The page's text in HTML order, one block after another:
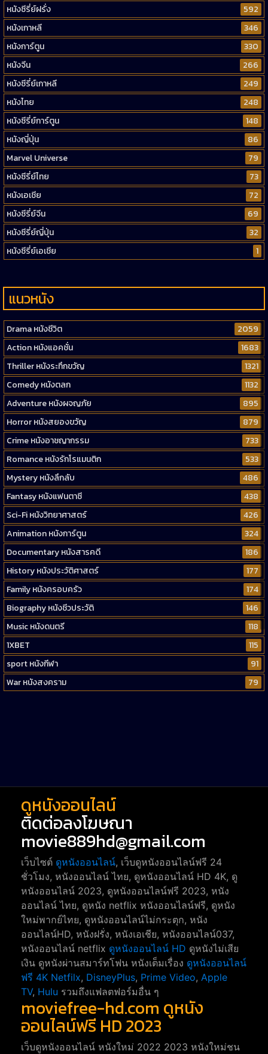
หนังซีรี่ย์ฝรั่ง
592
หนังเกาหลี
346
หนังการ์ตูน
330
หนังจีน
266
หนังซีรี่ย์เกาหลี
249
หนังไทย
248
หนังซีรี่ย์การ์ตูน
148
หนังญี่ปุ่น
86
Marvel Universe
79
หนังซีรี่ย์ไทย
73
หนังเอเชีย
72
หนังซีรี่ย์จีน
69
หนังซีรี่ย์ญี่ปุ่น
32
หนังซีรี่ย์เอเชีย
1
แนวหนัง
Drama หนังชีวิต
2059
Action หนังแอคชั่น
1683
Thriller หนังระทึกขวัญ
1321
Comedy หนังตลก
1132
Adventure หนังผจญภัย
895
Horror หนังสยองขวัญ
879
Crime หนังอาชญากรรม
733
Romance หนังรักโรแมนติก
533
Mystery หนังลึกลับ
486
Fantasy หนังแฟนตาซี
438
Sci-Fi หนังวิทยาศาสตร์
426
Animation หนังการ์ตูน
324
Documentary หนังสารคดี
186
History หนังประวัติศาสตร์
177
Family หนังครอบครัว
174
Biography หนังชีวประวัติ
146
Music หนังดนตรี
118
1XBET
115
sport หนังกีฬา
91
War หนังสงคราม
79
ดูหนังออนไลน์
ติดต่อลงโฆษณา
movie889hd@gmail.com
เว็บไซต์ ดูหนังออนไลน์, เว็บดูหนังออนไลน์ฟรี 24
ชั่วโมง, หนังออนไลน์ ไทย, ดูหนังออนไลน์ HD 4K, ดู
หนังออนไลน์ 2023, ดูหนังออนไลน์ฟรี 2023, หนัง
ออนไลน์ ไทย, ดูหนัง netflix หนังออนไลน์ฟรี, ดูหนัง
ใหม่พากย์ไทย, ดูหนังออนไลน์ไม่กระตุก, หนัง
ออนไลน์HD, หนังฝรั่ง, หนังเอเชีย, หนังออนไลน์037,
หนังออนไลน์ netflix ดูหนังออนไลน์ HD ดูหนังไม่เสีย
เงิน ดูหนังผ่านสมาร์ทโฟน หนังเต็มเรื่อง ดูหนังออนไลน์
ฟรี 4K Netfilx, DisneyPlus, Prime Video, Apple
TV, Hulu รวมถึงแฟลตฟอร์มอื่น ๆ
moviefree-hd.com ดูหนัง
ออนไลน์ฟรี HD 2023
เว็บดูหนังออนไลน์ หนังใหม่ 2022 2023 หนังใหม่ชน